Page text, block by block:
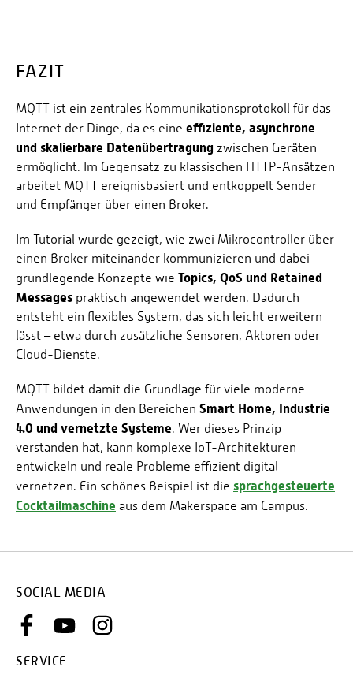
FAZIT
MQTT ist ein zentrales Kommunikationsprotokoll für das
Internet der Dinge, da es eine effiziente, asynchrone
und skalierbare Datenübertragung zwischen Geräten
ermöglicht. Im Gegensatz zu klassischen HTTP-Ansätzen
arbeitet MQTT ereignisbasiert und entkoppelt Sender
und Empfänger über einen Broker.
Im Tutorial wurde gezeigt, wie zwei Mikrocontroller über
einen Broker miteinander kommunizieren und dabei
grundlegende Konzepte wie Topics, QoS und Retained
Messages praktisch angewendet werden. Dadurch
entsteht ein flexibles System, das sich leicht erweitern
lässt – etwa durch zusätzliche Sensoren, Aktoren oder
Cloud-Dienste.
MQTT bildet damit die Grundlage für viele moderne
Anwendungen in den Bereichen Smart Home, Industrie
4.0 und vernetzte Systeme. Wer dieses Prinzip
verstanden hat, kann komplexe IoT-Architekturen
entwickeln und reale Probleme effizient digital
vernetzen. Ein schönes Beispiel ist die sprachgesteuerte
Cocktailmaschine aus dem Makerspace am Campus.
SOCIAL MEDIA
SERVICE